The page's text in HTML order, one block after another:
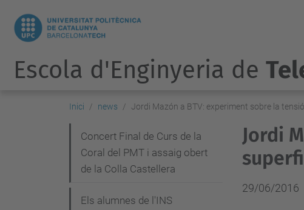
Escola d'Enginyeria de
Inici news Jordi Mazón a BTV: experiment sobre la
Jordi
29/06/2016
v
Concert Final de Curs de la
Coral del PMT i assaig obert
de la Colla Castellera
Els alumnes de l'INS